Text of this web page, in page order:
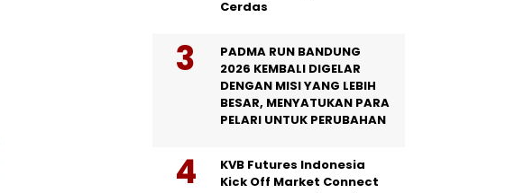
Cerdas
PADMA RUN BANDUNG
2026 KEMBALI DIGELAR
DENGAN MISI YANG LEBIH
BESAR, MENYATUKAN PARA
PELARI UNTUK PERUBAHAN
KVB Futures Indonesia
Kick Off Market Connect